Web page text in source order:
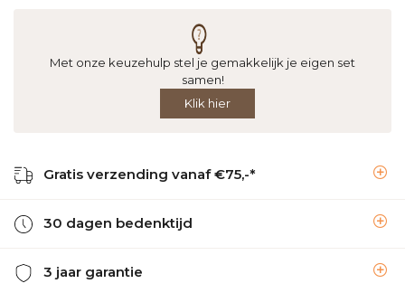
Met onze keuzehulp stel je gemakkelijk je eigen set
samen!
Klik hier
Gratis verzending vanaf €75,-*
30 dagen bedenktijd
3 jaar garantie